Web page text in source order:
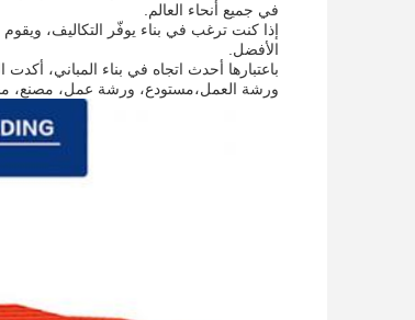
في جميع أنحاء العالم.
إذا كنت ترغب في بناء يوفّر التكاليف، ويقوم
الأفضل.
باعتبارها أحدث اتجاه في بناء المباني، أكدت
ورشة العمل،مستودع، ورشة عمل، مصنع،